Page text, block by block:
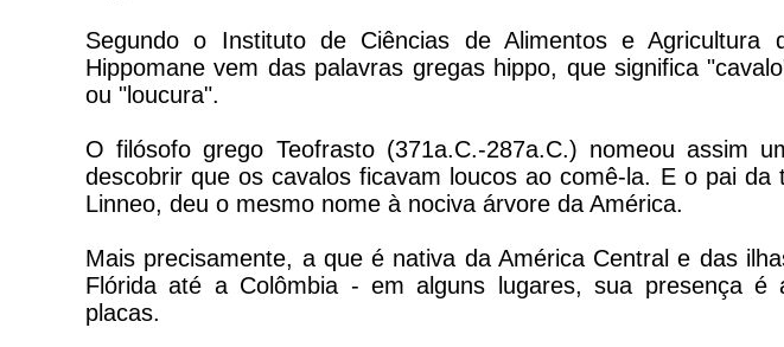
Segundo o Instituto de Ciências de Alimentos e Agricultura
Hippomane vem das palavras gregas hippo, que significa
ou "loucura".
O filósofo grego Teofrasto (371a.C.-287a.C.) nomeou assim
descobrir que os cavalos ficavam loucos ao comê-la. E o pai da
Linneo, deu o mesmo nome à nociva árvore da América.
Mais precisamente, a que é nativa da América Central e das
Flórida até a Colômbia - em alguns lugares, sua presença é
placas.